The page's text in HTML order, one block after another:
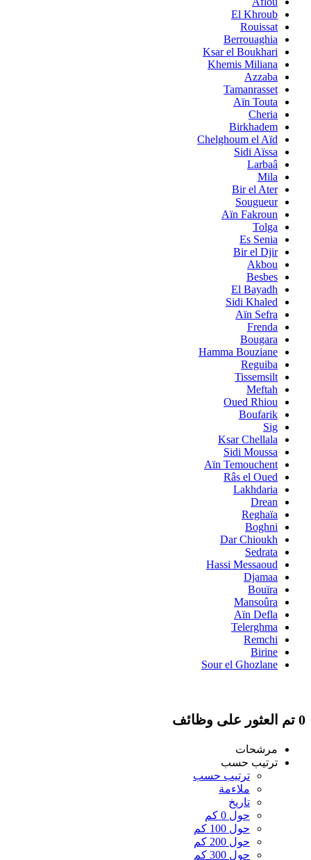
El Khroub
Rouissat
Berrouaghia
Ksar el Boukhari
Khemis Miliana
Azzaba
Tamanrasset
Aïn Touta
Cheria
Birkhadem
Chelghoum el Aïd
Sidi Aïssa
Larbaâ
Mila
Bir el Ater
Sougueur
Aïn Fakroun
Tolga
Es Senia
Bir el Djir
Akbou
Besbes
El Bayadh
Sidi Khaled
Aïn Sefra
Frenda
Bougara
Hamma Bouziane
Reguiba
Tissemsilt
Meftah
Oued Rhiou
Boufarik
Sig
Ksar Chellala
Sidi Moussa
Aïn Temouchent
Râs el Oued
Lakhdaria
Drean
Reghaïa
Boghni
Dar Chioukh
Sedrata
Hassi Messaoud
Djamaa
Bouïra
Mansoûra
Aïn Defla
Telerghma
Remchi
Birine
Sour el Ghozlane
0 تم العثور على وظائف
مرشحات
ترتيب حسب
ترتيب حسب
ملاءمة
تاريخ
حول 0 كم
حول 100 كم
حول 200 كم
حول 300 كم